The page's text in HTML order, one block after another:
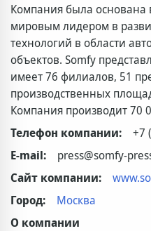
Компания была основана
мировым лидером в
технологий в области
объектов. Somfy
имеет 76 филиалов, 51
производственных
Компания производит 70
Телефон компании:
+7
E-mail:
press@somfy-
Сайт компании:
Город:
Москва
О компании